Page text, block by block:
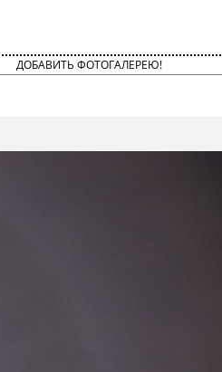
ДОБАВИТЬ ФОТОГАЛЕРЕЮ!